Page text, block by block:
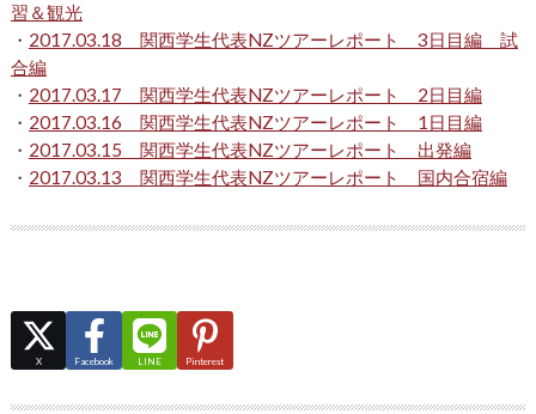
習＆観光
・ 2017.03.18 関西学生代表NZツアーレポート 3日目編 試
合編
・ 2017.03.17 関西学生代表NZツアーレポート 2日目編
・ 2017.03.16 関西学生代表NZツアーレポート 1日目編
・ 2017.03.15 関西学生代表NZツアーレポート 出発編
・ 2017.03.13 関西学生代表NZツアーレポート 国内合宿編
X Facebook LINE Pinterest